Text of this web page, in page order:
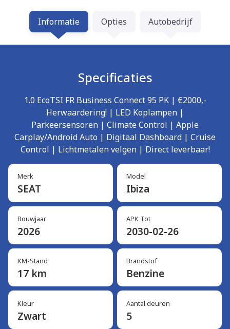
Informatie Opties Autobedrijf
Specificaties
1.0 EcoTSI FR Business Connect 95 PK | €2000,-
Herwaardering! | LED Koplampen |
Parkeersensoren | Climate Control | Apple
Carplay/Android Auto | Digitaal Dashboard | Cruise
Control | Lichtmetalen velgen | Direct leverbaar!
Merk
SEAT
Model
Ibiza
Bouwjaar
2026
APK Tot
2030-02-26
KM-Stand
17 km
Brandstof
Benzine
Kleur
Zwart
Aantal deuren
5